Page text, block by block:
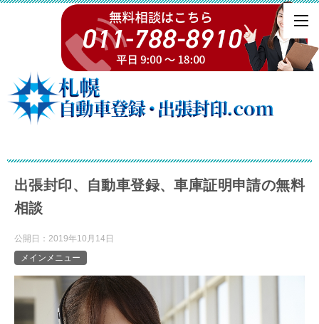
出張封印、自動車登録、車庫証明申請の無料
相談
公開日： 2019年10月14日
メインメニュー